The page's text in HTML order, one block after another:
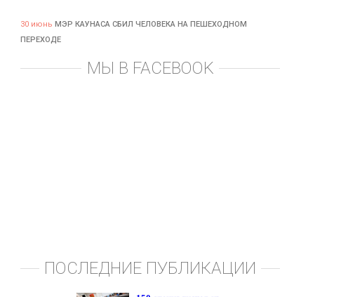
30 июнь МЭР КАУНАСА СБИЛ ЧЕЛОВЕКА НА ПЕШЕХОДНОМ
ПЕРЕХОДЕ
МЫ В FACEBOOK
ПОСЛЕДНИЕ ПУБЛИКАЦИИ